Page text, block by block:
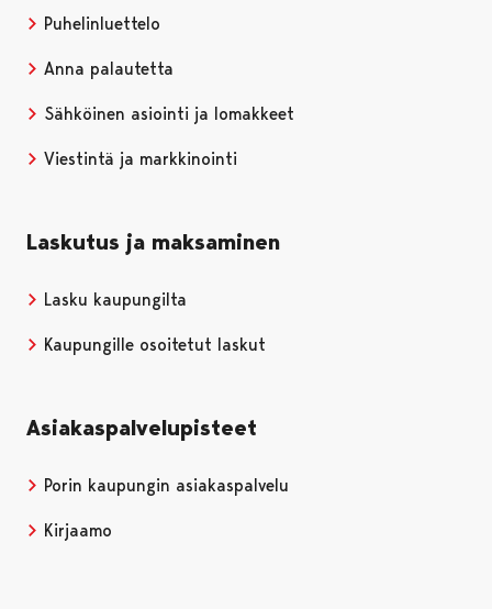
Puhelinluettelo
Anna palautetta
Sähköinen asiointi ja lomakkeet
Viestintä ja markkinointi
Laskutus ja maksaminen
Lasku kaupungilta
Kaupungille osoitetut laskut
Asiakaspalvelupisteet
Porin kaupungin asiakaspalvelu
Kirjaamo